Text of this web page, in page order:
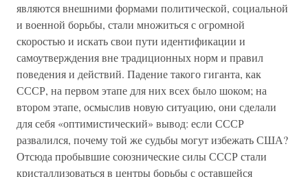
являются внешними формами политической, социальной
и военной борьбы, стали множиться с огромной
скоростью и искать свои пути идентификации и
самоутверждения вне традиционных норм и правил
поведения и действий. Падение такого гиганта, как
СССР, на первом этапе для них всех было шоком; на
втором этапе, осмыслив новую ситуацию, они сделали
для себя «оптимистический» вывод: если СССР
развалился, почему той же судьбы могут избежать США?
Отсюда пробывшие союзнические силы СССР стали
кристаллизоваться в центры борьбы с оставшейся